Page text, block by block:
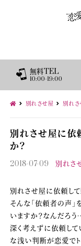
無料TEL
10:00-19:00
別れさせ屋 別れさ
別れさせ屋に依
か？
2018-07-09 別れさ
別れさせ屋に依頼し
そんな「依頼者の声」
いますか？なんだろ
深く考えずに依頼して
な浅い判断が恋愛で